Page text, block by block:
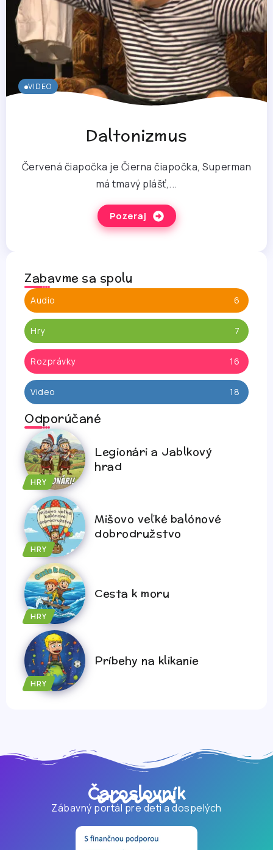
VIDEO
Daltonizmus
Červená čiapočka je Čierna čiapočka, Superman
má tmavý plášť,...
Pozeraj
Zabavme sa spolu
Audio 6
Hry 7
Rozprávky 16
Video 18
Odporúčané
HRY
Legionári a Jablkový
hrad
HRY
Mišovo veľké balónové
dobrodružstvo
HRY
Cesta k moru
HRY
Príbehy na klikanie
Čaroslovník
Zábavný portál pre deti a dospelých